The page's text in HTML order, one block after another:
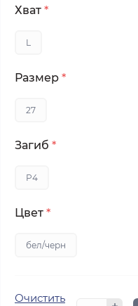
Хват *
L
Размер *
27
Загиб *
P4
Цвет *
бел/черн
Очистить